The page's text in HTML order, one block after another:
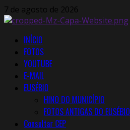
Skip
to
7 de agosto de 2026
Primary
Menu
INÍCIO
FOTOS
YOUTUBE
E-MAIL
EUSÉBIO
HINO DO MUNICÍPIO
FOTOS ANTIGAS DO EUSÉBIO
Consultar CEP